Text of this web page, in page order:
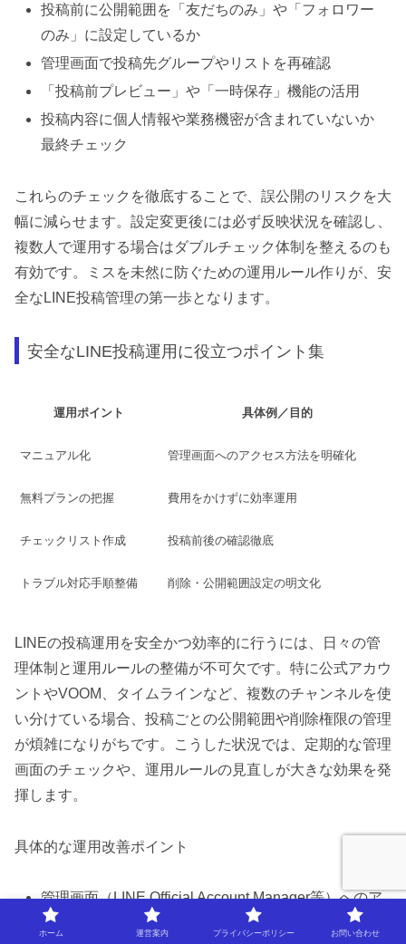
投稿前に公開範囲を「友だちのみ」や「フォロワー
のみ」に設定しているか
管理画面で投稿先グループやリストを再確認
「投稿前プレビュー」や「一時保存」機能の活用
投稿内容に個人情報や業務機密が含まれていないか
最終チェック
これらのチェックを徹底することで、誤公開のリスクを大
幅に減らせます。設定変更後には必ず反映状況を確認し、
複数人で運用する場合はダブルチェック体制を整えるのも
有効です。ミスを未然に防ぐための運用ルール作りが、安
全なLINE投稿管理の第一歩となります。
安全なLINE投稿運用に役立つポイント集
運用ポイント 具体例／目的
マニュアル化 管理画面へのアクセス方法を明確化
無料プランの把握 費用をかけずに効率運用
チェックリスト作成 投稿前後の確認徹底
トラブル対応手順整備 削除・公開範囲設定の明文化
LINEの投稿運用を安全かつ効率的に行うには、日々の管
理体制と運用ルールの整備が不可欠です。特に公式アカウ
ントやVOOM、タイムラインなど、複数のチャンネルを使
い分けている場合、投稿ごとの公開範囲や削除権限の管理
が煩雑になりがちです。こうした状況では、定期的な管理
画面のチェックや、運用ルールの見直しが大きな効果を発
揮します。
具体的な運用改善ポイント
管理画面（LINE Official Account Manager等）へのア
クセス方法をマニュアル化
ホーム 運営案内 プライバシーポリシー お問い合わせ